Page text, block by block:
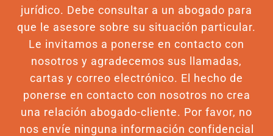
jurídico. Debe consultar a un abogado para
que le asesore sobre su situación particular.
Le invitamos a ponerse en contacto con
nosotros y agradecemos sus llamadas,
cartas y correo electrónico. El hecho de
ponerse en contacto con nosotros no crea
una relación abogado-cliente. Por favor, no
nos envíe ninguna información confidencial